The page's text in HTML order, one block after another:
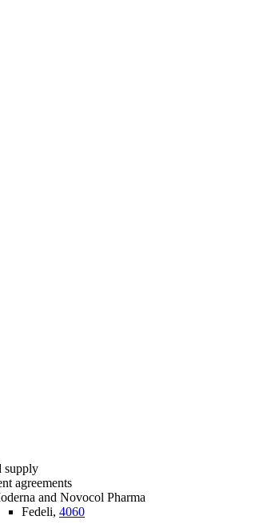
supply
agreements
and Novocol Pharma
Fedeli, 4060